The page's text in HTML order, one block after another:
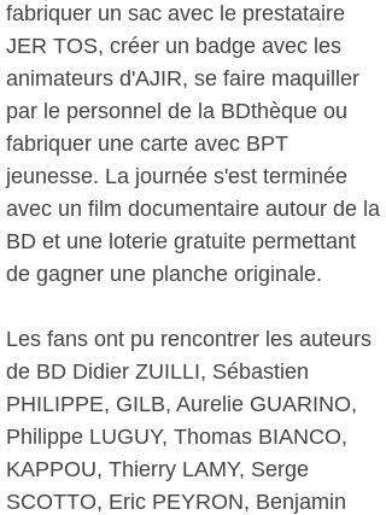
fabriquer un sac avec le prestataire
JER TOS, créer un badge avec les
animateurs d'AJIR, se faire maquiller
par le personnel de la BDthèque ou
fabriquer une carte avec BPT
jeunesse. La journée s'est terminée
avec un film documentaire autour de la
BD et une loterie gratuite permettant
de gagner une planche originale.
Les fans ont pu rencontrer les auteurs
de BD Didier ZUILLI, Sébastien
PHILIPPE, GILB, Aurelie GUARINO,
Philippe LUGUY, Thomas BIANCO,
KAPPOU, Thierry LAMY, Serge
SCOTTO, Eric PEYRON, Benjamin